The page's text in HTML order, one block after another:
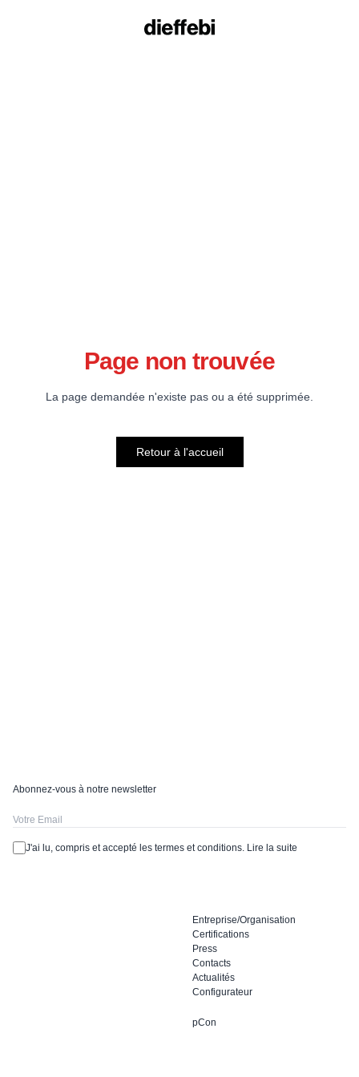
Page non trouvée
La page demandée n'existe pas ou a été supprimée.
Retour à l'accueil
Entreprise/Organisation
Certifications
Press
Contacts
Actualités
Configurateur
pCon
Abonnez-vous à notre newsletter
J'ai lu, compris et accepté les termes et conditions. Lire la suite